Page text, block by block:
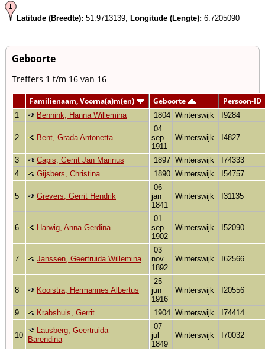
Latitude (Breedte): 51.9713139, Longitude (Lengte): 6.7205090
Geboorte
Treffers 1 t/m 16 van 16
Familienaam, Voorna(a)m(en) Geboorte Persoon-ID
1 Bennink, Hanna Willemina 1804 Winterswijk I9284
2 Bent, Grada Antonetta
04
sep
1911
Winterswijk I4827
3 Capis, Gerrit Jan Marinus 1897 Winterswijk
I74333
4
Gijsbers, Christina 1890 Winterswijk I54757
5 Grevers, Gerrit Hendrik
06
jan
1841
Winterswijk I31135
6 Harwig, Anna Gerdina
01
sep
1902
Winterswijk I52090
7 Janssen, Geertruida Willemina
03
nov
1892
Winterswijk I62566
8 Kooistra, Hermannes Albertus
25
jun
1916
Winterswijk I20556
9 Krabshuis, Gerrit 1904 Winterswijk I74414
10
Lausberg, Geertruida
Barendina
07
jul
1849
Winterswijk I70032